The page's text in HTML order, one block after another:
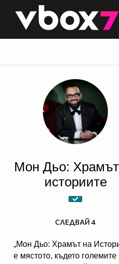
👾
Мон Дьо:
историите
„Мон Дьо: Храмът на
е мястото, където големите
СЛЕДВАЙ 4